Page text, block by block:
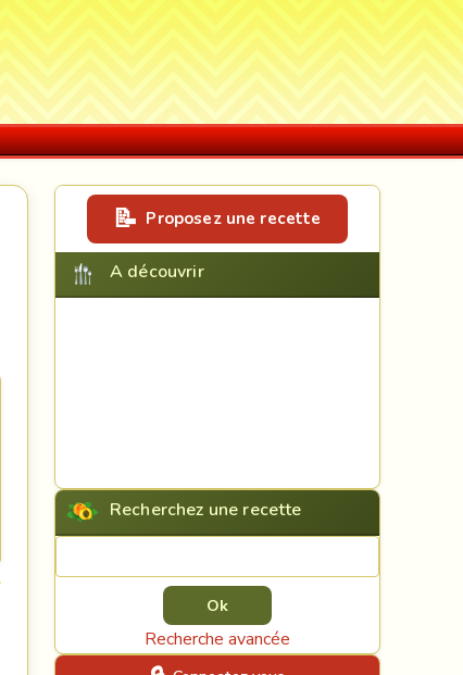
Proposez une recette
A découvrir
Recherchez une recette
Recherche avancée